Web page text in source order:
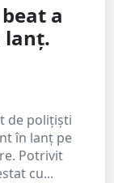
beat a
lanț.
de polițiști
în lanț pe
Potrivit
cu...